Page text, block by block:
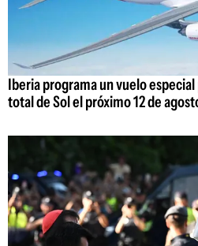
Iberia programa un vuelo
total de Sol el próximo 12 de